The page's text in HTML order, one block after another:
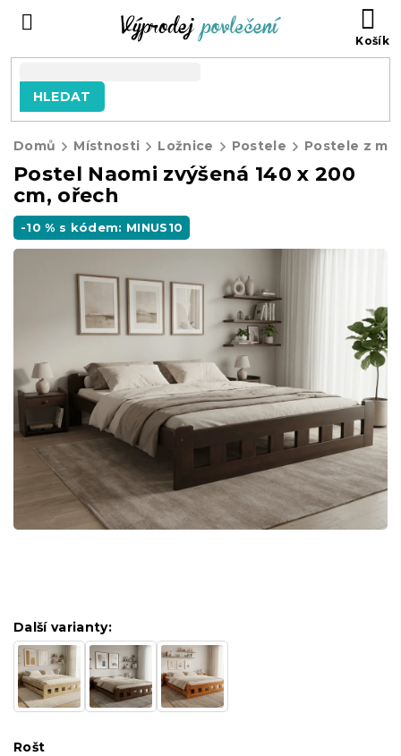
HLEDAT
Domů Místnosti Ložnice Postele Postele z
Postel Naomi zvýšená 140 x 200
cm, ořech
-10 % s kódem: MINUS10
Další varianty:
Rošt